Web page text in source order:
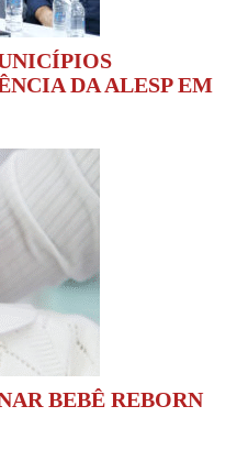
DA ALESP EM
BEBÊ REBORN